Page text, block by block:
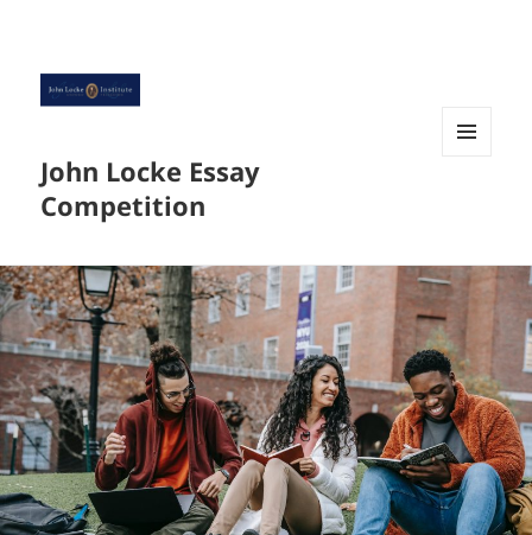
John Locke Essay
Competition